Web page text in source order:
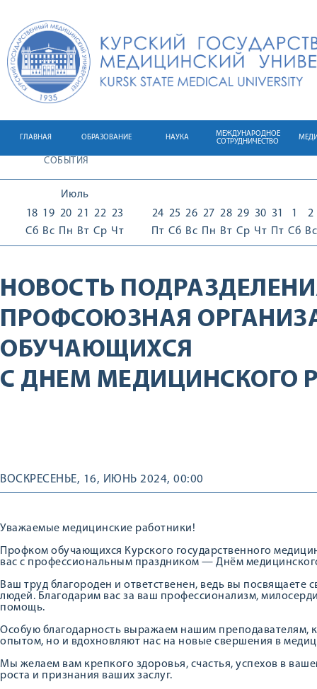
ГЛАВНАЯ ОБРАЗОВАНИЕ НАУКА
МЕЖДУНАРОДНОЕ
СОТРУДНИЧЕСТВО
СОБЫТИЯ
Июль
18
Сб
19
Вс
20
Пн
21
Вт
22
Ср
23
Чт
24
Пт
25
Сб
26
Вс
27
Пн
28
Вт
29
Ср
30
Чт
31
Пт
1
Сб
2
Вс
НОВОСТЬ
ПРОФСОЮЗНАЯ
ОБУЧАЮЩИХСЯ
С ДНЕМ МЕДИЦИНСКОГО
ВОСКРЕСЕНЬЕ, 16, ИЮНЬ 2024, 00:00
Уважаемые медицинские работники!
Профком обучающихся Курского государственного
вас с профессиональным праздником — Днём
Ваш труд благороден и ответственен, ведь вы
людей. Благодарим вас за ваш профессионализм,
помощь.
Особую благодарность выражаем нашим преподавателям,
опытом, но и вдохновляют нас на новые свершения в
Мы желаем вам крепкого здоровья, счастья, успехов в
роста и признания ваших заслуг.